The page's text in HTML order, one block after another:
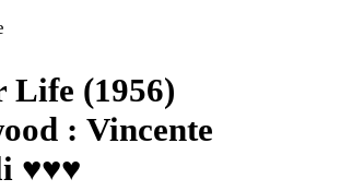
Life (1956)
: Vincente
♥♥♥